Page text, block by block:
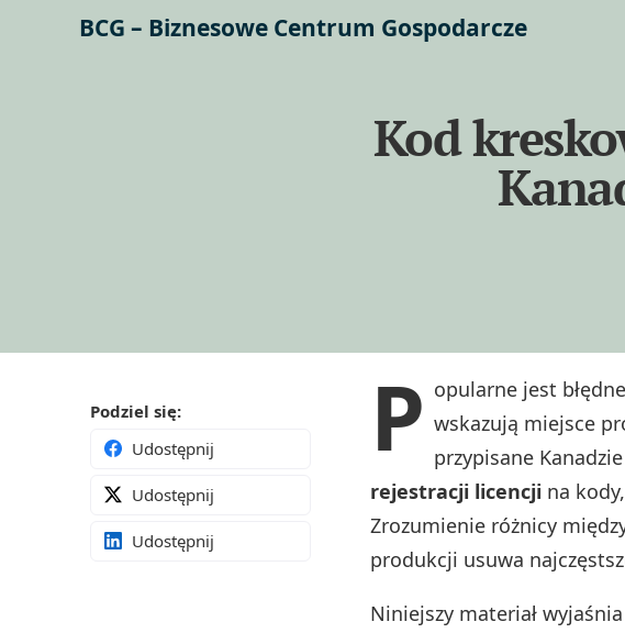
BCG – Biznesowe Centrum Gospodarcze
Kod
Podziel się:
Udostępnij
Udostępnij
Udostępnij
P opularne jest
wskazują miejsce
przypisane
rejestracji licencji na
Zrozumienie różnicy
produkcji usuwa
Niniejszy materiał